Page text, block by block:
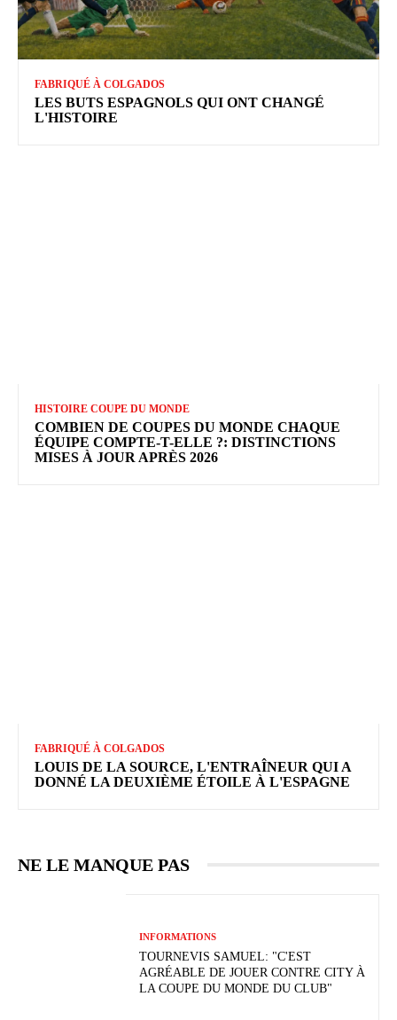
FABRIQUÉ À COLGADOS
LES BUTS ESPAGNOLS QUI ONT CHANGÉ
L'HISTOIRE
HISTOIRE COUPE DU MONDE
COMBIEN DE COUPES DU MONDE CHAQUE
ÉQUIPE COMPTE-T-ELLE ?: DISTINCTIONS
MISES À JOUR APRÈS 2026
FABRIQUÉ À COLGADOS
LOUIS DE LA SOURCE, L'ENTRAÎNEUR QUI A
DONNÉ LA DEUXIÈME ÉTOILE À L'ESPAGNE
NE LE MANQUE PAS
INFORMATIONS
TOURNEVIS SAMUEL: "C'EST
AGRÉABLE DE JOUER CONTRE CITY À
LA COUPE DU MONDE DU CLUB"